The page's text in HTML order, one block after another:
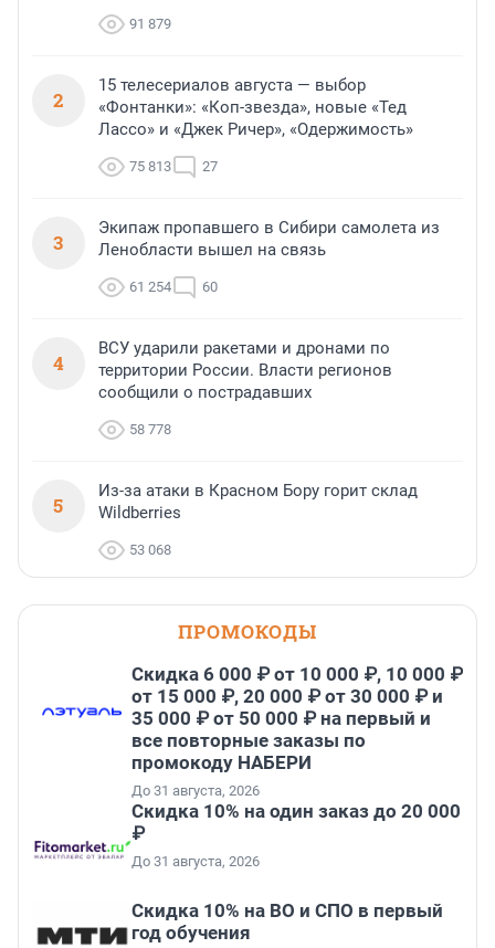
91 879
2
15 телесериалов августа — выбор
«Фонтанки»: «Коп-звезда», новые «Тед
Лассо» и «Джек Ричер», «Одержимость»
75 813 27
3
Экипаж пропавшего в Сибири самолета из
Ленобласти вышел на связь
61 254 60
4
ВСУ ударили ракетами и дронами по
территории России. Власти регионов
сообщили о пострадавших
58 778
5
Из-за атаки в Красном Бору горит склад
Wildberries
53 068
ПРОМОКОДЫ
Скидка 6 000 ₽ от 10 000 ₽, 10 000 ₽
от 15 000 ₽, 20 000 ₽ от 30 000 ₽ и
35 000 ₽ от 50 000 ₽ на первый и
все повторные заказы по
промокоду НАБЕРИ
До 31 августа, 2026
Скидка 10% на один заказ до 20 000
₽
До 31 августа, 2026
Скидка 10% на ВО и СПО в первый
год обучения